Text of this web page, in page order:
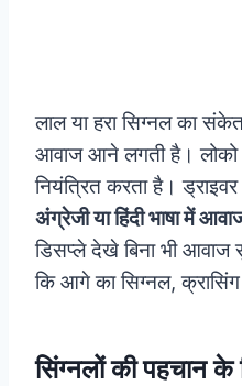
लाल या हरा सिग्नल का
आवाज आने लगती है। लोको
नियंत्रित करता है।
अंग्रेजी या हिंदी भाषा में
डिसप्ले देखे बिना भी आवाज
कि आगे का सिग्नल,
सिंग्नलों की पहचान के